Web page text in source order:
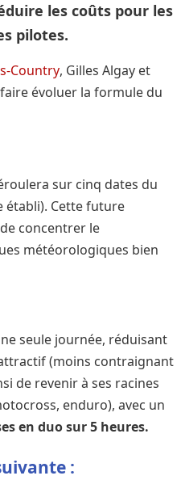
les coûts pour les
pilotes.
Country, Gilles Algay et
évoluer la formule du
sur cinq dates du
établi). Cette future
concentrer le
météorologiques bien
seule journée, réduisant
(moins contraignant
de revenir à ses racines
enduro), avec un
en duo sur 5 heures.
: